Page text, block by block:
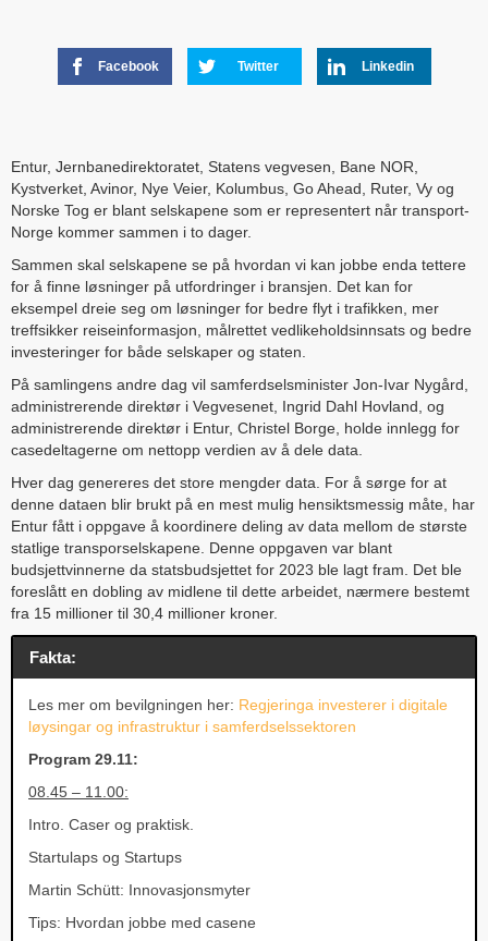
Facebook Twitter Linkedin
Entur, Jernbanedirektoratet, Statens vegvesen, Bane NOR,
Kystverket, Avinor, Nye Veier, Kolumbus, Go Ahead, Ruter, Vy og
Norske Tog er blant selskapene som er representert når transport-
Norge kommer sammen i to dager.
Sammen skal selskapene se på hvordan vi kan jobbe enda tettere
for å finne løsninger på utfordringer i bransjen. Det kan for
eksempel dreie seg om løsninger for bedre flyt i trafikken, mer
treffsikker reiseinformasjon, målrettet vedlikeholdsinnsats og bedre
investeringer for både selskaper og staten.
På samlingens andre dag vil samferdselsminister Jon-Ivar Nygård,
administrerende direktør i Vegvesenet, Ingrid Dahl Hovland, og
administrerende direktør i Entur, Christel Borge, holde innlegg for
casedeltagerne om nettopp verdien av å dele data.
Hver dag genereres det store mengder data. For å sørge for at
denne dataen blir brukt på en mest mulig hensiktsmessig måte, har
Entur fått i oppgave å koordinere deling av data mellom de største
statlige transporselskapene. Denne oppgaven var blant
budsjettvinnerne da statsbudsjettet for 2023 ble lagt fram. Det ble
foreslått en dobling av midlene til dette arbeidet, nærmere bestemt
fra 15 millioner til 30,4 millioner kroner.
Fakta:
Les mer om bevilgningen her: Regjeringa investerer i digitale
løysingar og infrastruktur i samferdselssektoren
Program 29.11:
08.45 – 11.00:
Intro. Caser og praktisk.
Startulaps og Startups
Martin Schütt: Innovasjonsmyter
Tips: Hvordan jobbe med casene